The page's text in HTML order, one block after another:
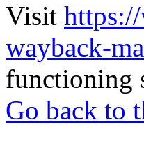
Visit
wayback-
functioning
Go back to